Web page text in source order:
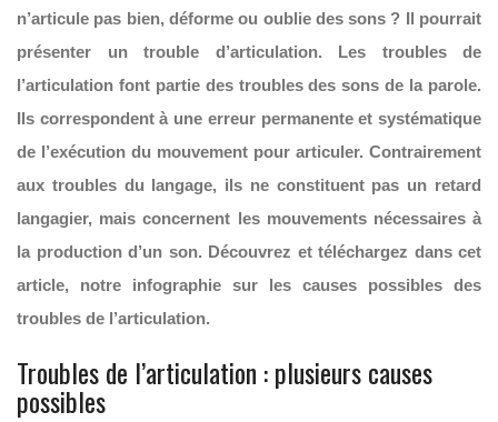
n’articule pas bien, déforme ou oublie des sons ? Il pourrait
présenter un trouble d’articulation. Les troubles de
l’articulation font partie des troubles des sons de la parole.
Ils correspondent à une erreur permanente et systématique
de l’exécution du mouvement pour articuler. Contrairement
aux troubles du langage, ils ne constituent pas un retard
langagier, mais concernent les mouvements nécessaires à
la production d’un son. Découvrez et téléchargez dans cet
article, notre infographie sur les causes possibles des
troubles de l’articulation.
Troubles de l’articulation : plusieurs causes
possibles